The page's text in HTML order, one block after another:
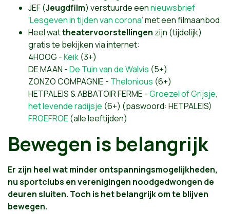
JEF (Jeugdfilm) verstuurde eennieuwsbrief
'Lesgeven in tijden van corona'met een filmaanbod.
Heel wattheatervoorstellingen zijn (tijdelijk)
gratis te bekijken via internet:
4HOOG -Keik (3+)
DE MAAN -De Tuin van de Walvis (5+)
ZONZO COMPAGNIE - Thelonious (6+)
HETPALEIS & ABBATOIR FERME -Groezel of Grijsje,
het levende radijsje (6+) (paswoord: HETPALEIS)
FROEFROE (alle leeftijden)
Bewegen is belangrijk
Er zijn heel wat minder ontspanningsmogelijkheden,
nu sportclubs en verenigingen noodgedwongen de
deuren sluiten. Toch is het belangrijk om te blijven
bewegen.